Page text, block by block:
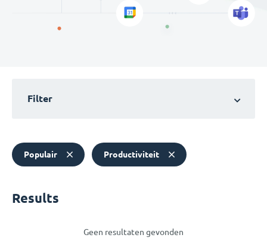
Filter
Populair Productiviteit
Results
Geen resultaten gevonden